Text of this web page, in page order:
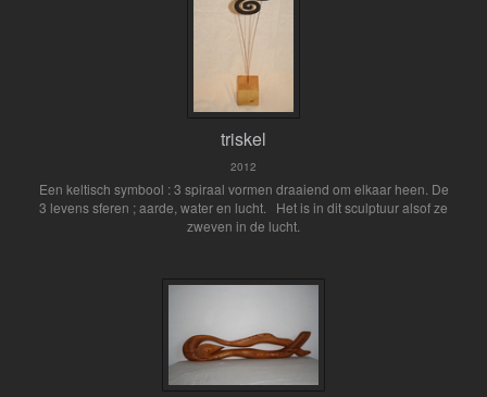
triskel
2012
Een keltisch symbool : 3 spiraal vormen draaiend om elkaar heen. De
3 levens sferen ; aarde, water en lucht. Het is in dit sculptuur alsof ze
zweven in de lucht.